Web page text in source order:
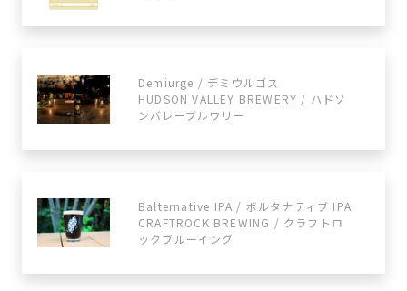
Demiurge / デミウルゴス
HUDSON VALLEY BREWERY / ハドソ
ンバレーブルワリー
Balternative IPA / ボルタナティブ IPA
CRAFTROCK BREWING / クラフトロ
ックブルーイング